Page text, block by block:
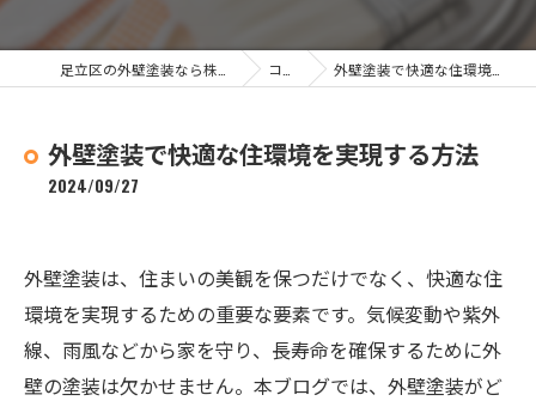
コラム 外壁塗装で快適な住環境を実現する方法
外壁塗装で快適な住環境を実現する方法
2024/09/27
外壁塗装は、住まいの美観を保つだけでなく、快適な住
環境を実現するための重要な要素です。気候変動や紫外
線、雨風などから家を守り、長寿命を確保するために外
壁の塗装は欠かせません。本ブログでは、外壁塗装がど